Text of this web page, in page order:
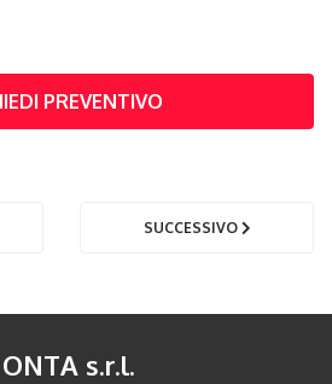
PREVENTIVO
SUCCESSIVO
s.r.l.